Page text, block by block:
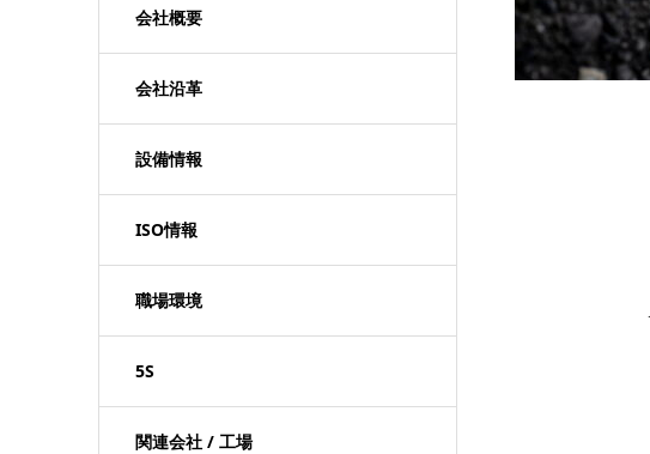
会社概要
会社沿革
設備情報
ISO情報
職場環境
5S
関連会社 / 工場